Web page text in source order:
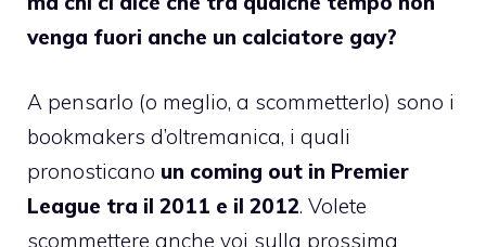
venga fuori anche un calciatore gay?
A pensarlo (o meglio, a scommetterlo) sono i
bookmakers d’oltremanica, i quali
pronosticano un coming out in Premier
League tra il 2011 e il 2012. Volete
scommettere anche voi sulla prossima